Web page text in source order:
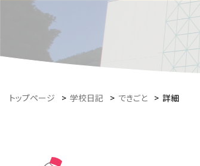
トップページ > 学校日記 > できごと > 詳細